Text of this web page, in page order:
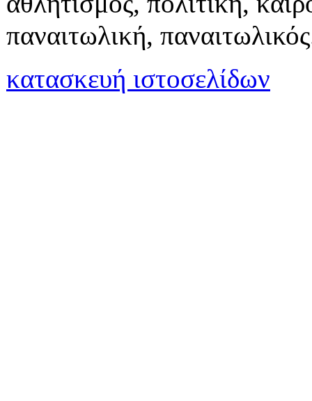
παναιτωλική,
κατασκευή ιστοσελίδων